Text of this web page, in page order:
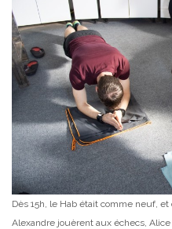
Dès 15h, le Hab était comme neuf,
Alexandre jouèrent aux échecs,